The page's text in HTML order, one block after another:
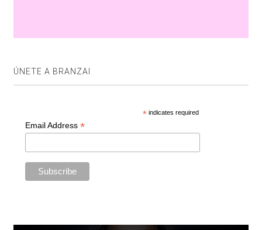
ÚNETE A BRANZAI
* indicates required
Email Address *